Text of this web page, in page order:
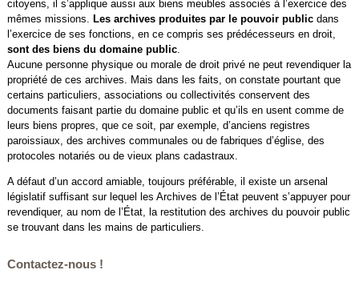
citoyens, il s’applique aussi aux biens meubles associés à l’exercice des
mêmes missions. Les archives produites par le pouvoir publicdans
l’exercice de ses fonctions, en ce compris ses prédécesseurs en droit,
sont des biens du domaine public.
Aucune personne physique ou morale de droit privé ne peut revendiquer la
propriété de ces archives. Mais dans les faits, on constate pourtant que
certains particuliers, associations ou collectivités conservent des
documents faisant partie du domaine public et qu’ils en usent comme de
leurs biens propres, que ce soit, par exemple, d’anciens registres
paroissiaux, des archives communales ou de fabriques d’église, des
protocoles notariés ou de vieux plans cadastraux.
A défaut d’un accord amiable, toujours préférable, il existe un arsenal
législatif suffisant sur lequel les Archives de l’État peuvent s’appuyer pour
revendiquer, au nom de l’État, la restitution des archives du pouvoir public
se trouvant dans les mains de particuliers.
Contactez-nous !